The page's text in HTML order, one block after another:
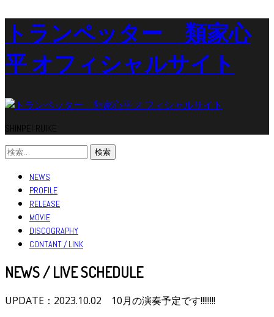
コ
テ
ン
へ
ス
キ
ッ
プ
トランペッター 類家心
平 オフィシャルサイト
SHINPEI RUIKE
検
NEWS
PROFILE
RELEASE
MOVIE
DISCOGRAPHY
CONTANT / LINK
NEWS / LIVE SCHEDULE
UPDATE：2023.10.02 10月の演奏予定です!!!!!!!!